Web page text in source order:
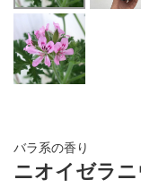
バラ系の香り
ニオイゼラ